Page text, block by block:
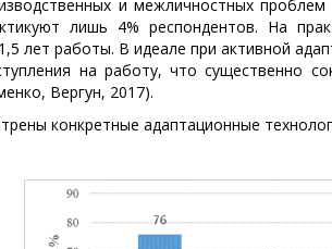
и межличностных
лишь 4% респондентов. На
лет работы. В идеале при активной
на работу, что существенно
Вергун, 2017).
конкретные адаптационные